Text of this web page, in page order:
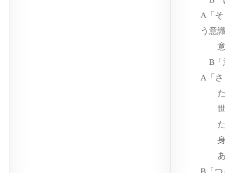
A「
う意
意
B「
A「
た
世
た
身
あ
B「